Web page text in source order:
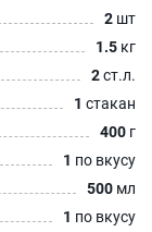
2 шт
1.5 кг
2ст.л.
1 стакан
400 г
1 по вкусу
500 мл
1 по вкусу